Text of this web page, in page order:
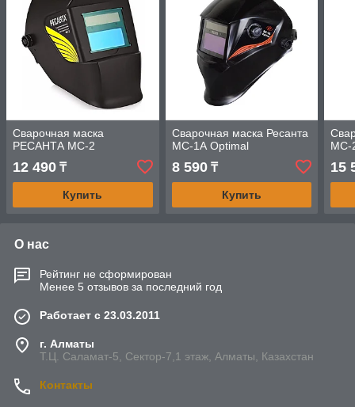
Сварочная маска
РЕСАНТА МС-2
12 490 ₸
Купить
Сварочная маска Ресанта
МС-1А Optimal
8 590₸
Купить
МС-
15
О нас
Рейтинг не сформирован
Менее 5 отзывов за последний год
Работает с 23.03.2011
г. Алматы
Т.Ц. Саламат-5, Cектор-7,1 этаж, Алматы, Казахстан
Контакты